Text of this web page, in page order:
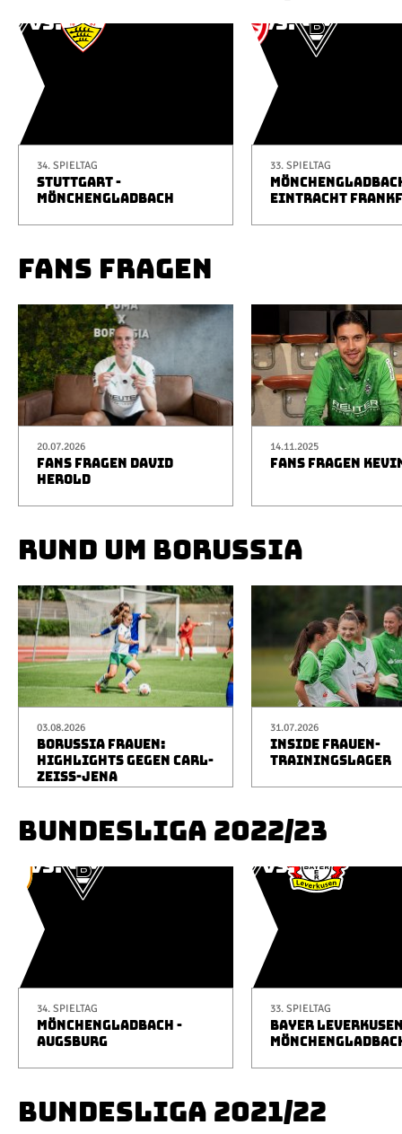
34. SPIELTAG
STUTTGART -
MÖNCHENGLADBACH
33. SPIELTAG
EINTRACHT
FANS FRAGEN
20.07.2026
FANS FRAGEN DAVID
HEROLD
14.11.2025
FANS FRAGEN
RUND UM BORUSSIA
03.08.2026
BORUSSIA FRAUEN:
HIGHLIGHTS GEGEN CARL-
ZEISS-JENA
31.07.2026
INSIDE FRAUEN-
TRAININGSLAGER
BUNDESLIGA 2022/23
34. SPIELTAG
MÖNCHENGLADBACH -
AUGSBURG
33. SPIELTAG
BAYER
BUNDESLIGA 2021/22